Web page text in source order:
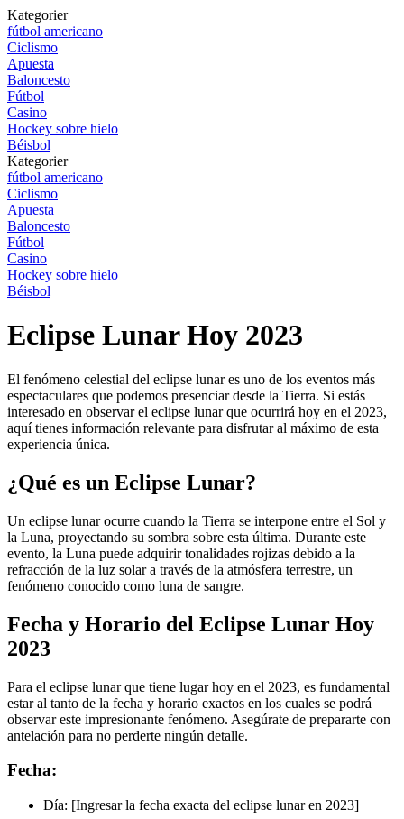
Kategorier
fútbol americano
Ciclismo
Apuesta
Baloncesto
Fútbol
Casino
Hockey sobre hielo
Béisbol
Kategorier
fútbol americano
Ciclismo
Apuesta
Baloncesto
Fútbol
Casino
Hockey sobre hielo
Béisbol
Eclipse Lunar Hoy 2023
El fenómeno celestial del eclipse lunar es uno de los eventos más
espectaculares que podemos presenciar desde la Tierra. Si estás
interesado en observar el eclipse lunar que ocurrirá hoy en el 2023,
aquí tienes información relevante para disfrutar al máximo de esta
experiencia única.
¿Qué es un Eclipse Lunar?
Un eclipse lunar ocurre cuando la Tierra se interpone entre el Sol y
la Luna, proyectando su sombra sobre esta última. Durante este
evento, la Luna puede adquirir tonalidades rojizas debido a la
refracción de la luz solar a través de la atmósfera terrestre, un
fenómeno conocido como luna de sangre.
Fecha y Horario del Eclipse Lunar Hoy
2023
Para el eclipse lunar que tiene lugar hoy en el 2023, es fundamental
estar al tanto de la fecha y horario exactos en los cuales se podrá
observar este impresionante fenómeno. Asegúrate de prepararte con
antelación para no perderte ningún detalle.
Fecha:
Día: [Ingresar la fecha exacta del eclipse lunar en 2023]